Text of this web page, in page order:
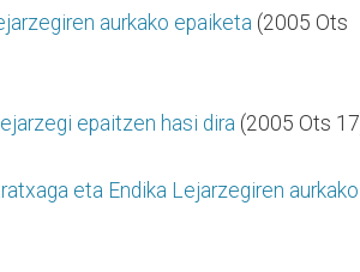
aurkako epaiketa (2005 Ots
epaitzen hasi dira (2005 Ots
eta Endika Lejarzegiren aurkako